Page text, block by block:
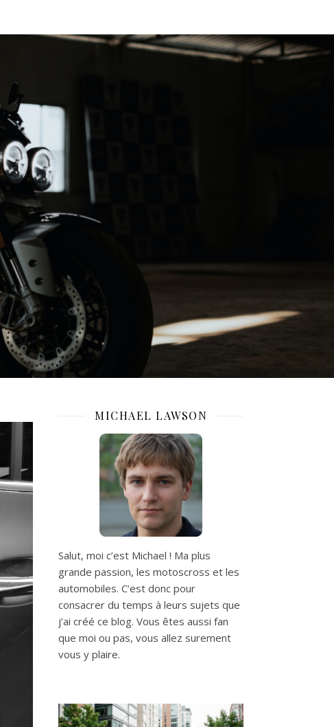
MICHAEL LAWSON
Salut, moi c’est Michael ! Ma plus
grande passion, les motoscross et les
automobiles. C’est donc pour
consacrer du temps à leurs sujets que
j’ai créé ce blog. Vous êtes aussi fan
que moi ou pas, vous allez surement
vous y plaire.